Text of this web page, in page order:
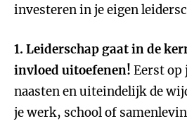
investeren in je eigen
1. Leiderschap gaat in de
invloed uitoefenen! Eerst op
naasten en uiteindelijk de
je werk, school of